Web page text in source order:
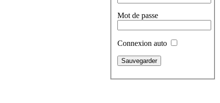
Mot de passe
Connexion auto